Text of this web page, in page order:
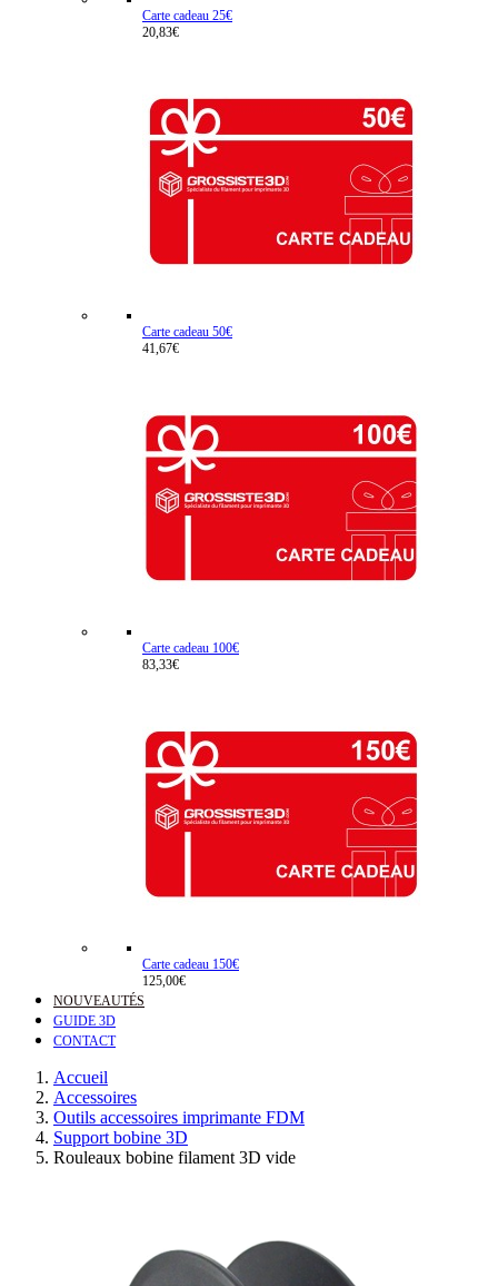
Carte cadeau 25€
20,83€
Carte cadeau 50€
41,67€
Carte cadeau 100€
83,33€
Carte cadeau 150€
125,00€
NOUVEAUTÉS
GUIDE 3D
CONTACT
Accueil
Accessoires
Outils accessoires imprimante FDM
Support bobine 3D
Rouleaux bobine filament 3D vide